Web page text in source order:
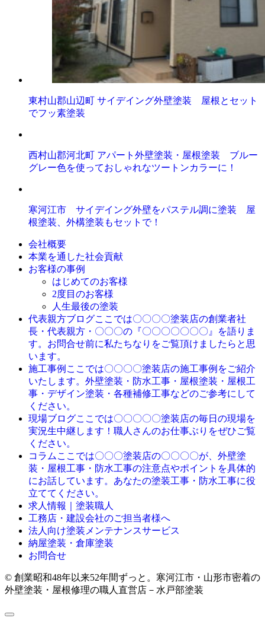
東村山郡山辺町 サイデイング外壁塗装 屋根とセット
でフッ素塗装
西村山郡河北町 アパート外壁塗装・屋根塗装 ブルー
グレー色を使っておしゃれなツートンカラーに！
寒河江市 サイデイング外壁をパステル調に塗装 屋
根塗装、外構塗装もセットで！
会社概要
本業を通した社会貢献
お客様の事例
はじめてのお客様
2度目のお客様
人生最後の塗装
代表親方ブログここでは〇〇〇〇塗装店の創業者社
長・代表親方・〇〇〇の『〇〇〇〇〇〇〇』を語りま
す。お問合せ前に私たちなりをご覧頂けましたらと思
います。
施工事例 ここでは〇〇〇〇塗装店の施工事例をご紹介
いたします。外壁塗装・防水工事・屋根塗装・屋根工
事・デザイン塗装・各種補修工事などのご参考にして
ください。
現場ブログここでは〇〇〇〇〇塗装店の毎日の現場を
実況生中継します！職人さんのお仕事ぶりをぜひご覧
ください。
コラム ここでは〇〇〇塗装店の〇〇〇〇が、外壁塗
装・屋根工事・防水工事の注意点やポイントを具体的
にお話しています。あなたの塗装工事・防水工事に役
立ててください。
求人情報｜塗装職人
工務店・建設会社のご担当者様へ
法人向け塗装メンテナンスサービス
納屋塗装・倉庫塗装
お問合せ
© 創業昭和48年以来52年間ずっと。寒河江市・山形市密着の
外壁塗装・屋根修理の職人直営店－水戸部塗装